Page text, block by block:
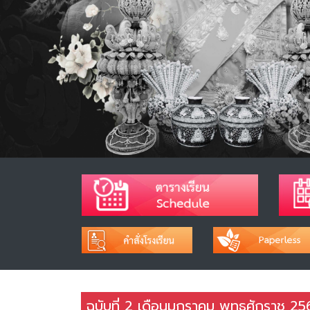
ฉบับที่ 2 เดือนมกราคม พุทธศักราช